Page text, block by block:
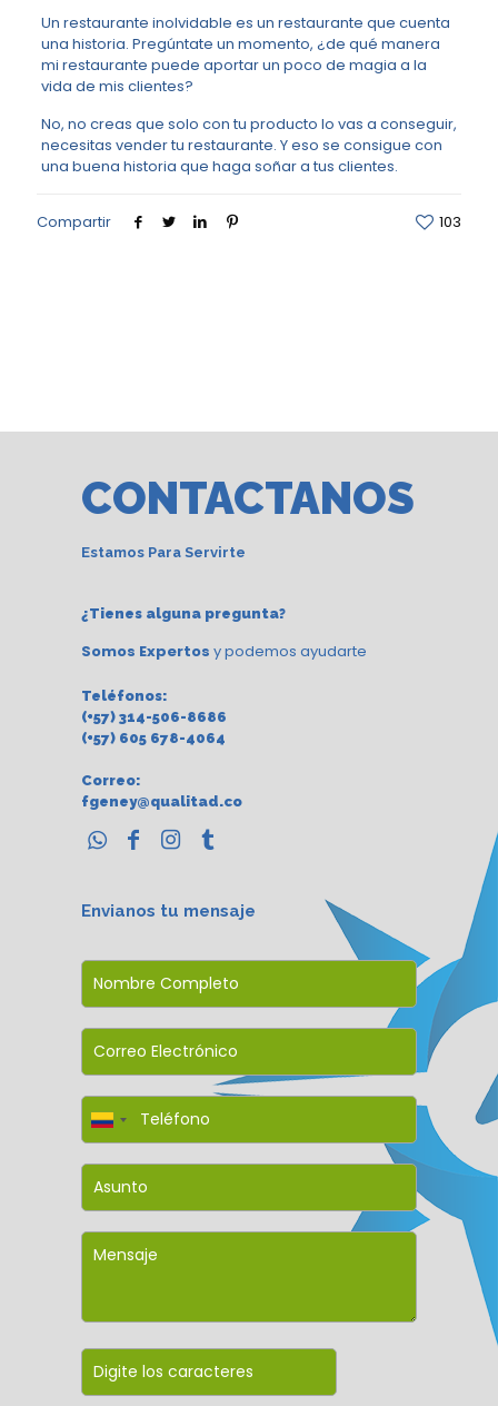
Un restaurante inolvidable es un restaurante que cuenta
una historia. Pregúntate un momento, ¿de qué manera
mi restaurante puede aportar un poco de magia a la
vida de mis clientes?
No, no creas que solo con tu producto lo vas a conseguir,
necesitas vender tu restaurante. Y eso se consigue con
una buena historia que haga soñar a tus clientes.
Compartir 103
CONTACTANOS
Estamos Para Servirte
¿Tienes alguna pregunta?
Somos Expertos y podemos ayudarte
Teléfonos:
(+57) 314-506-8686
(+57) 605 678-4064
Correo:
fgeney@qualitad.co
Envianos tu mensaje